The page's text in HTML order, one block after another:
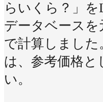
らいくら？」を
データベースを
で計算しまし
は、参考価格と
い。